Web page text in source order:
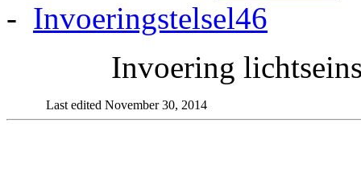
- Invoeringstelsel46
Invoering
Last edited November 30, 2014